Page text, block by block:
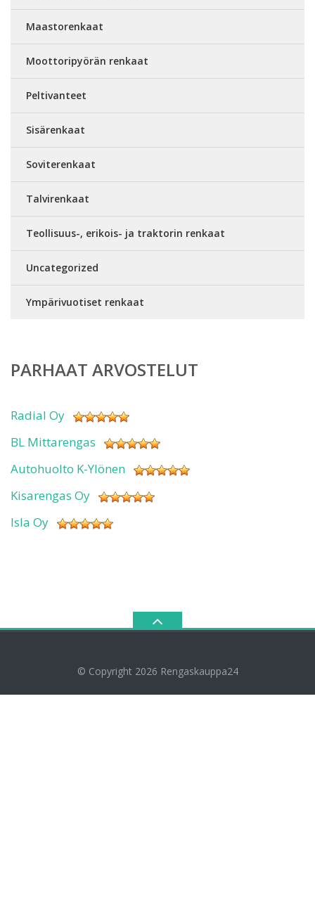
Maastorenkaat
Moottoripyörän renkaat
Peltivanteet
Sisärenkaat
Soviterenkaat
Talvirenkaat
Teollisuus-, erikois- ja traktorin renkaat
Uncategorized
Ympärivuotiset renkaat
PARHAAT ARVOSTELUT
Radial Oy
BL Mittarengas
Autohuolto K-Ylönen
Kisarengas Oy
Isla Oy
© Copyright 2026 Rengaskauppa24